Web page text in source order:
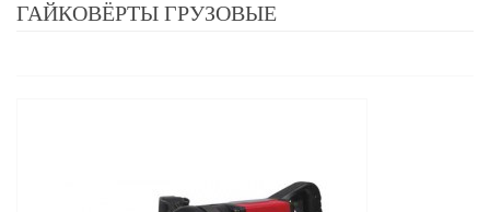
ГАЙКОВЁРТЫ ГРУЗОВЫЕ